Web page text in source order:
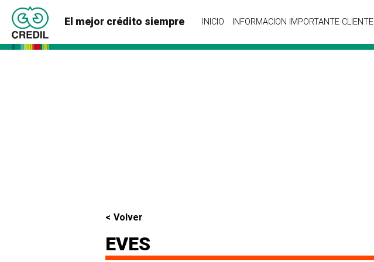
El mejor crédito siempre INICIO INFORMACION IMPORTANTE CLIENTE
Volver
EVES